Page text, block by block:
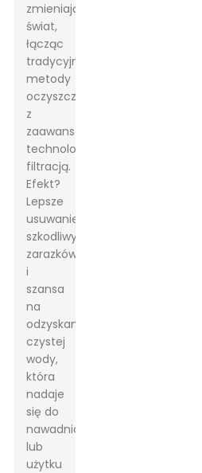
zmieniają
świat,
łącząc
tradycyjne
metody
oczyszczania
z
zaawansowaną
technologicznie
filtracją.
Efekt?
Lepsze
usuwanie
szkodliwych
zarazków
i
szansa
na
odzyskanie
czystej
wody,
która
nadaje
się do
nawadniania
lub
użytku